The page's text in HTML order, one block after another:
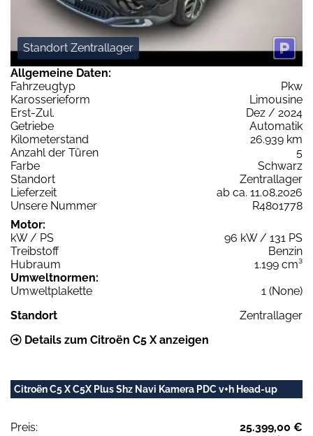
Standort Zentrallager
Allgemeine Daten:
Fahrzeugtyp
Pkw
Karosserieform
Limousine
Erst-Zul.
Dez / 2024
Getriebe
Automatik
Kilometerstand
26.939 km
Anzahl der Türen
5
Farbe
Schwarz
Standort
Zentrallager
Lieferzeit
ab ca. 11.08.2026
Unsere Nummer
R4801778
Motor:
kW / PS
96 kW / 131 PS
Treibstoff
Benzin
Hubraum
1.199 cm³
Umweltnormen:
Umweltplakette
1 (None)
Standort
Zentrallager
Details zum Citroën C5 X anzeigen
Citroën C5 X C5X Plus Shz Navi Kamera PDC v+h Head-up
Preis:
25.399,00 €